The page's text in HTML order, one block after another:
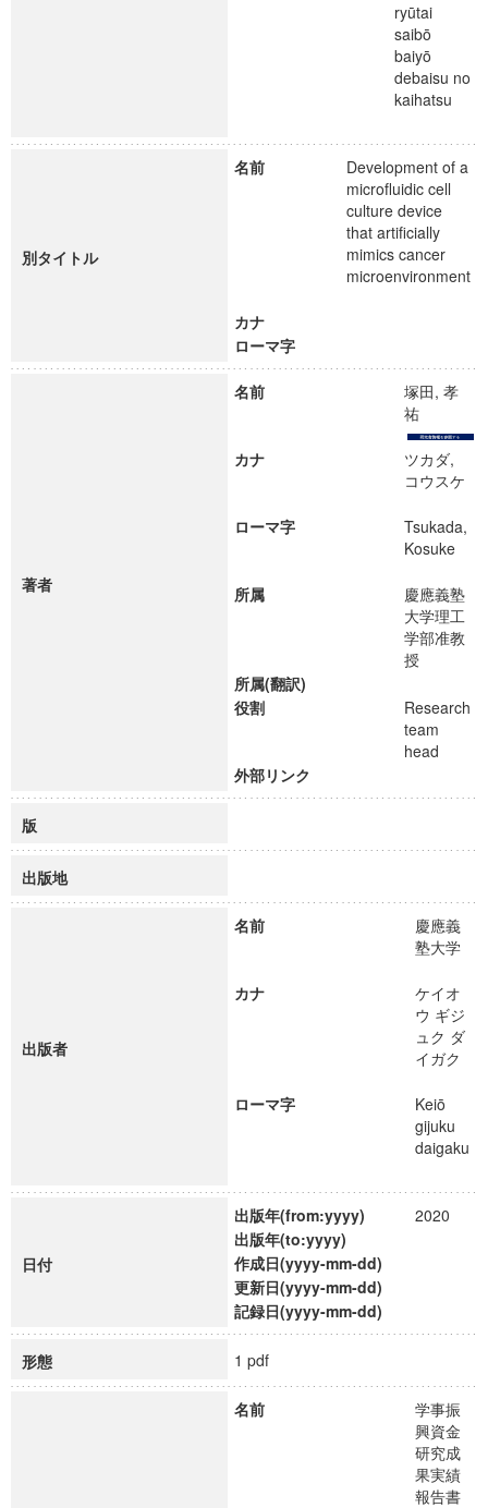
ryūtai
saibō
baiyō
debaisu no
kaihatsu
別タイトル
名前
Development of a
microfluidic cell
culture device
that artificially
mimics cancer
microenvironment
カナ
ローマ字
著者
名前
塚田, 孝
祐
カナ
ツカダ,
コウスケ
ローマ字
Tsukada,
Kosuke
所属
慶應義塾
大学理工
学部准教
授
所属(翻訳)
役割
Research
team
head
外部リンク
版
出版地
出版者
名前
慶應義
塾大学
カナ
ケイオ
ウ ギジ
ュク ダ
イガク
ローマ字
Keiō
gijuku
daigaku
日付
出版年(from:yyyy)
2020
出版年(to:yyyy)
作成日(yyyy-mm-dd)
更新日(yyyy-mm-dd)
記録日(yyyy-mm-dd)
形態 1 pdf
名前
学事振
興資金
研究成
果実績
報告書